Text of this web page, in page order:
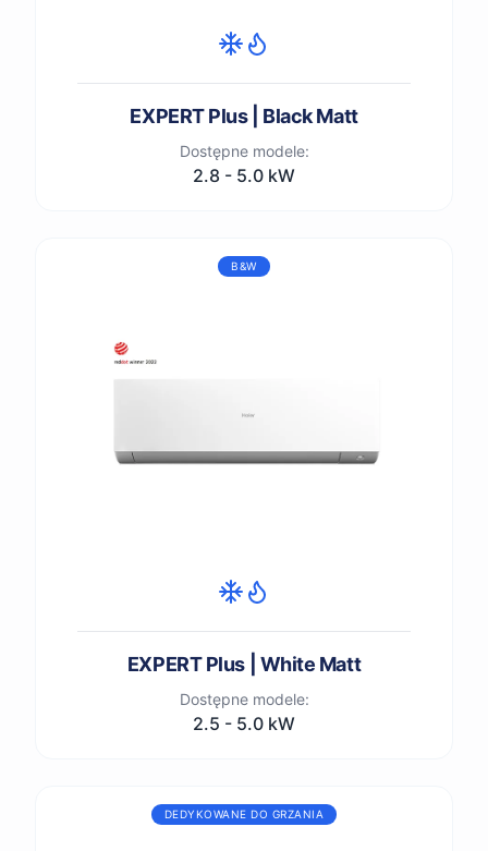
EXPERT Plus | Black Matt
Dostępne modele:
2.8 - 5.0 kW
B&W
EXPERT Plus | White Matt
Dostępne modele:
2.5 - 5.0 kW
DEDYKOWANE DO GRZANIA